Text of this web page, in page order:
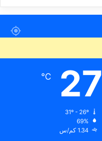
27
℃
69%
1.34 كم/س